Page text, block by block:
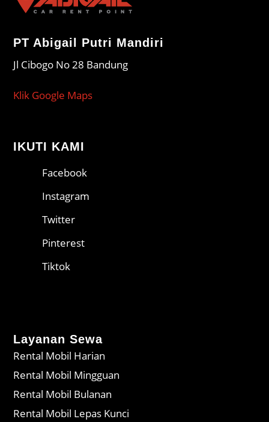
PT Abigail Putri Mandiri
Jl Cibogo No 28 Bandung
Klik Google Maps
IKUTI KAMI
Facebook
Instagram
Twitter
Pinterest
Tiktok
Layanan Sewa
Rental Mobil Harian
Rental Mobil Mingguan
Rental Mobil Bulanan
Rental Mobil Lepas Kunci